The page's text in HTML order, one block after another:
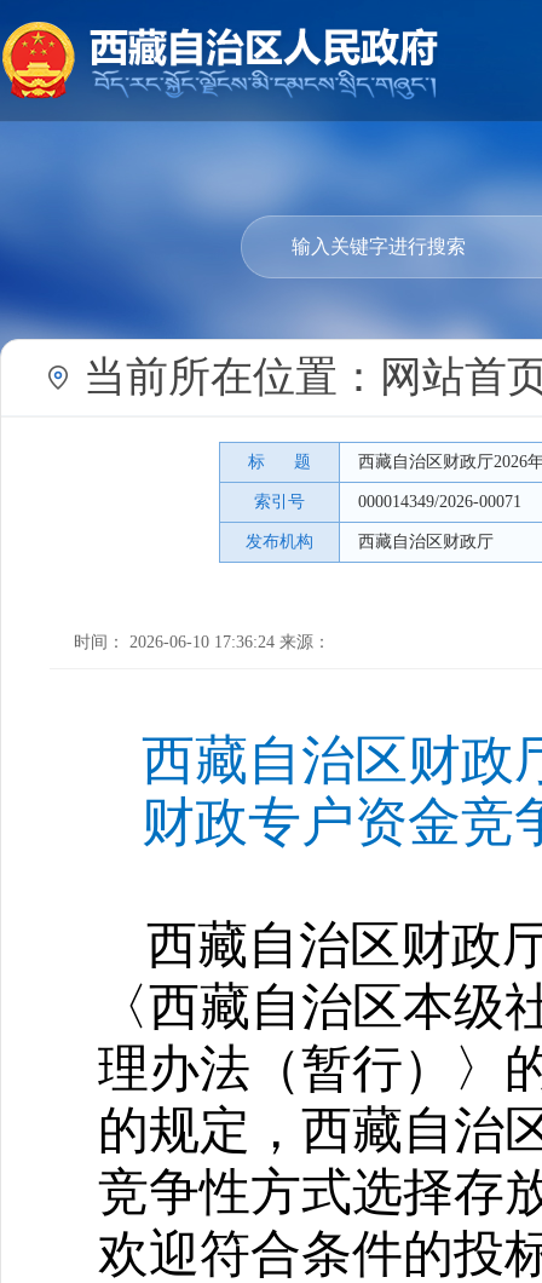
当前所在位置： 网站首
标 题 西藏自治区财政厅2026
索引号 000014349/2026-00071
发布机构 西藏自治区财政厅
时间： 2026-06-10 17:36:24 来源：
西藏自治区财政
财政专户资金竞
西藏自治区财政
〈西藏自治区本
理办法（暂行）〉
的规定，西藏自治
竞争性方式选择存
欢迎符合条件的投